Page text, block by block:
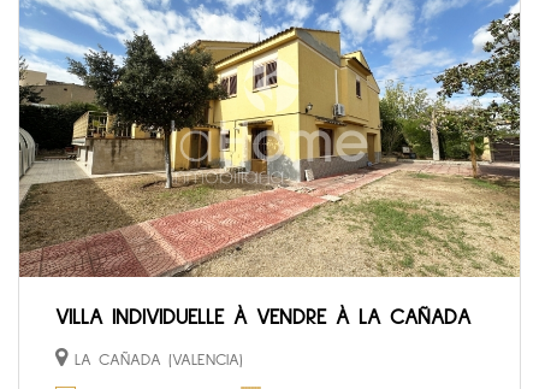
VILLA INDIVIDUELLE À VENDRE À LA CAÑADA
LA CAÑADA (VALENCIA)